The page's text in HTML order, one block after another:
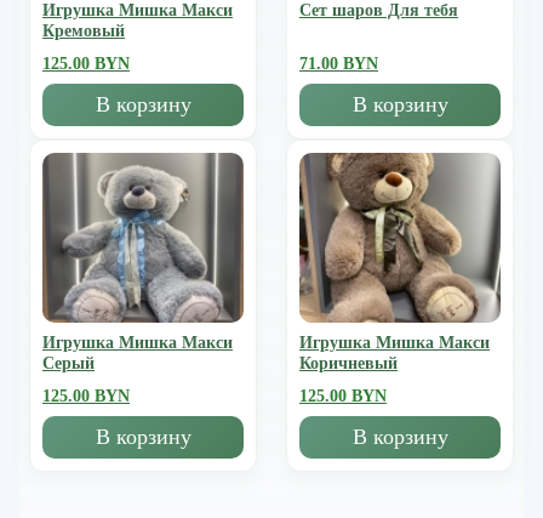
Игрушка Мишка Mакси
Кремовый
125.00 BYN
В корзину
Сет шаров Для тебя
71.00 BYN
В корзину
Игрушка Мишка Mакси
Серый
125.00 BYN
В корзину
Игрушка Мишка Mакси
Коричневый
125.00 BYN
В корзину